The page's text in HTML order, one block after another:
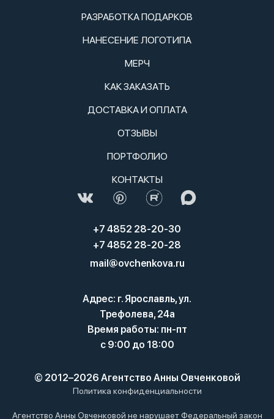
РАЗРАБОТКА ПОДАРКОВ
НАНЕСЕНИЕ ЛОГОТИПА
МЕРЧ
КАК ЗАКАЗАТЬ
ДОСТАВКА И ОПЛАТА
ОТЗЫВЫ
ПОРТФОЛИО
КОНТАКТЫ
+7 4852 28-20-30
+7 4852 28-20-28
mail@ovchenkova.ru
Адрес: г. Ярославль, ул.
Трефолева, 24а
Время работы: пн-пт
с 9:00 до 18:00
Политика конфиденциальности
© 2012–2026 Агентство Анны Овченковой
Агентство Анны Овченковой не нарушает Федеральный закон